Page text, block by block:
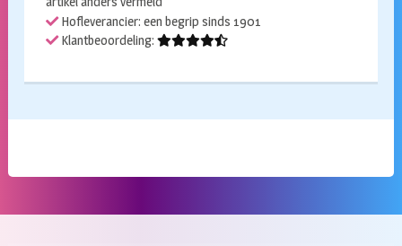
Hofleverancier: een begrip sinds 1901
Klantbeoordeling: